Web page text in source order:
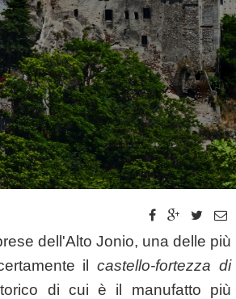
dell'Alto Jonio, una delle più
ilcastello-fortezza di
di cui è il manufatto più